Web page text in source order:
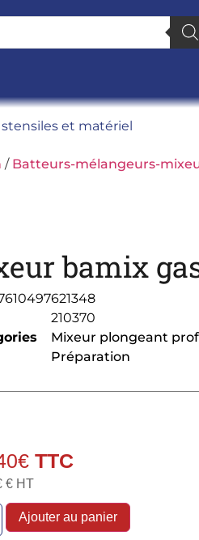
et matériel
/ Batteurs-mélangeurs-
bamix
210370
Mixeur plongeant
Préparation
€
€ HT
Ajouter au panier